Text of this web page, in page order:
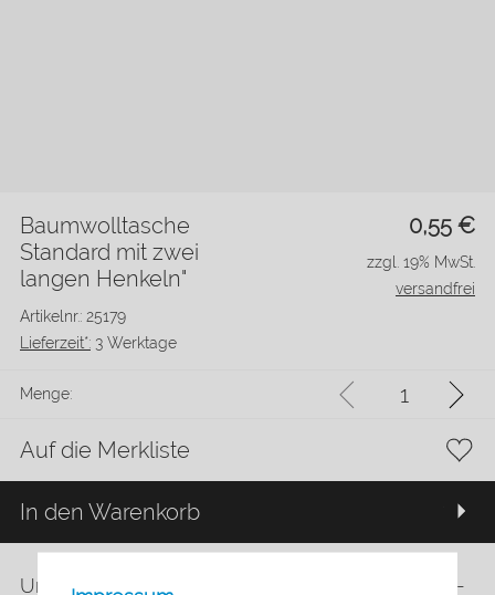
0,55 €
Baumwolltasche
Standard mit zwei
langen Henkeln"
Artikelnr.: 25179
Lieferzeit*: 3 Werktage
zzgl. 19% MwSt.
versandfrei
Menge:
Auf die Merkliste
In den Warenkorb
Unser Baumwolltaschen, zertifiziert nach OEKO-